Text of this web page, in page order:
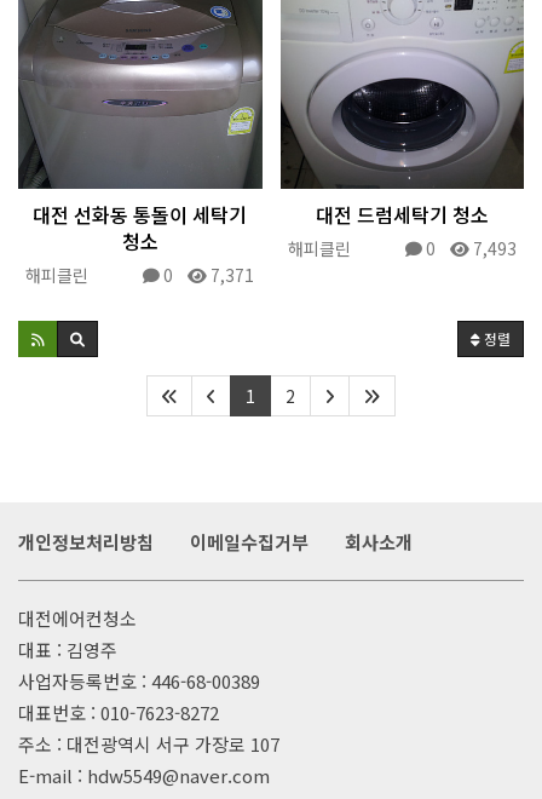
대전 선화동 통돌이 세탁기
청소
해피클린 0 7,371
대전 드럼세탁기 청소
해피클린 0 7,493
정렬
1 2
개인정보처리방침 이메일수집거부 회사소개
대전에어컨청소
대표 : 김영주
사업자등록번호 : 446-68-00389
대표번호 : 010-7623-8272
주소 : 대전광역시 서구 가장로 107
E-mail : hdw5549@naver.com